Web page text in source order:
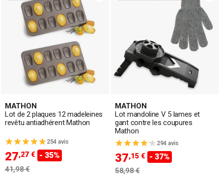
MATHON
Lot de 2 plaques 12 madeleines
revêtu antiadhérent Mathon
254 avis
27,27 € - 35%
41,98 €
MATHON
Lot mandoline V 5 lames et
gant contre les coupures
Mathon
294 avis
37,15 € - 37%
58,98 €